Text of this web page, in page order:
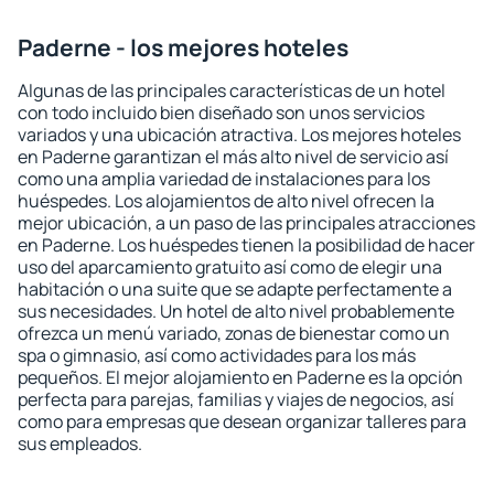
Paderne - los mejores hoteles
Algunas de las principales características de un hotel
con todo incluido bien diseñado son unos servicios
variados y una ubicación atractiva. Los mejores hoteles
en Paderne garantizan el más alto nivel de servicio así
como una amplia variedad de instalaciones para los
huéspedes. Los alojamientos de alto nivel ofrecen la
mejor ubicación, a un paso de las principales atracciones
en Paderne. Los huéspedes tienen la posibilidad de hacer
uso del aparcamiento gratuito así como de elegir una
habitación o una suite que se adapte perfectamente a
sus necesidades. Un hotel de alto nivel probablemente
ofrezca un menú variado, zonas de bienestar como un
spa o gimnasio, así como actividades para los más
pequeños. El mejor alojamiento en Paderne es la opción
perfecta para parejas, familias y viajes de negocios, así
como para empresas que desean organizar talleres para
sus empleados.